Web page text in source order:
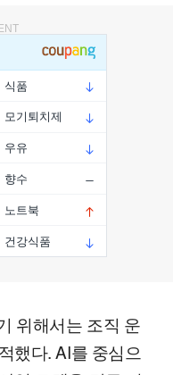
위해서는 조직 운
했다. AI를 중심으